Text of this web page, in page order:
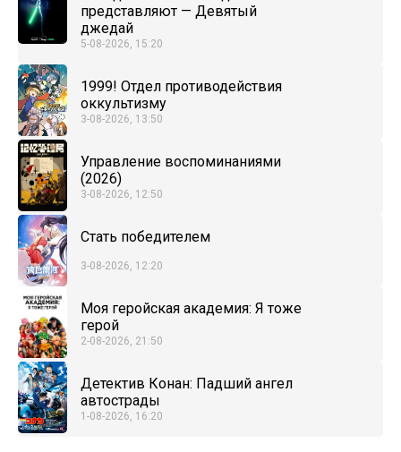
представляют — Девятый
джедай
5-08-2026, 15:20
1999! Отдел противодействия
оккультизму
3-08-2026, 13:50
Управление воспоминаниями
(2026)
3-08-2026, 12:50
Стать победителем
3-08-2026, 12:20
Моя геройская академия: Я тоже
герой
2-08-2026, 21:50
Детектив Конан: Падший ангел
автострады
1-08-2026, 16:20